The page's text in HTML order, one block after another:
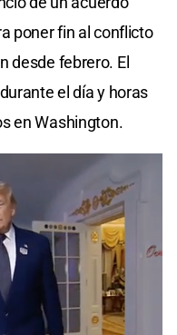
poner fin al conflicto
desde febrero. El
el día y horas
en Washington.